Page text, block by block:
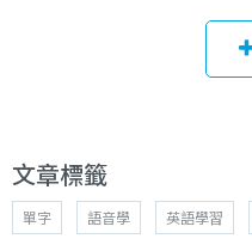
文章標籤
單字 語音學 英語學習